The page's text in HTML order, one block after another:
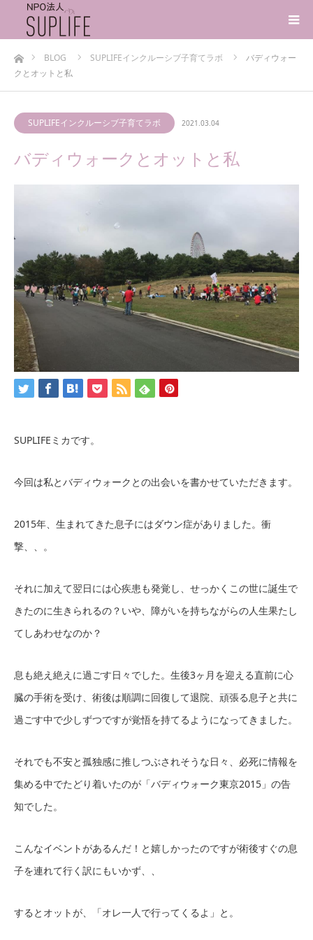
ホームBLOG SUPLIFEインクルーシブ子育てラボ
バディウォー
クとオットと私
SUPLIFEインクルーシブ子育てラボ 2021.03.04
バディウォークとオットと私
SUPLIFEミカです。
今回は私とバディウォークとの出会いを書かせていただきます。
2015年、生まれてきた息子にはダウン症がありました。衝
撃、、。
それに加えて翌日には心疾患も発覚し、せっかくこの世に誕生で
きたのに生きられるの？いや、障がいを持ちながらの人生果たし
てしあわせなのか？
息も絶え絶えに過ごす日々でした。生後3ヶ月を迎える直前に心
臓の手術を受け、術後は順調に回復して退院、頑張る息子と共に
過ごす中で少しずつですが覚悟を持てるようになってきました。
それでも不安と孤独感に推しつぶされそうな日々、必死に情報を
集める中でたどり着いたのが「バディウォーク東京2015」の告
知でした。
こんなイベントがあるんだ！と嬉しかったのですが術後すぐの息
子を連れて行く訳にもいかず、、
するとオットが、「オレ一人で行ってくるよ」と。